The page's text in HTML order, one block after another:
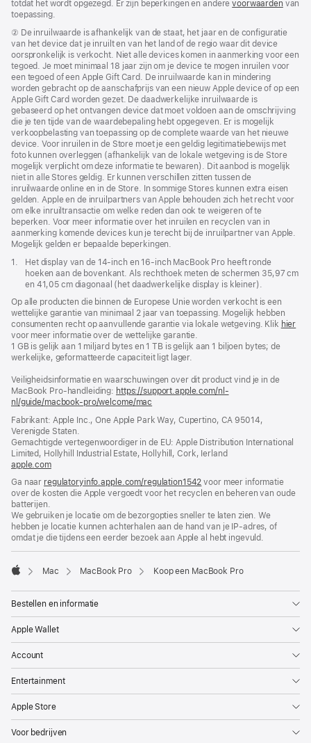
totdat het wordt opgezegd. Er zijn beperkingen en anderevoorwaarden van
toepassing.
Voetnoot
② De inruilwaarde is afhankelijk van de staat, het jaar en de configuratie
van het device dat je inruilt en van het land of de regio waar dit device
oorspronkelijk is verkocht. Niet alle devices komen in aanmerking voor een
tegoed. Je moet minimaal 18 jaar zijn om je device te mogen inruilen voor
een tegoed of een Apple Gift Card. De inruilwaarde kan in mindering
worden gebracht op de aanschafprijs van een nieuw Apple device of op een
Apple Gift Card worden gezet. De daadwerkelijke inruil­waarde is
gebaseerd op het ontvangen device dat moet voldoen aan de omschrijving
die je ten tijde van de waarde­bepaling hebt opgegeven. Er is mogelijk
verkoop­belasting van toepassing op de complete waarde van het nieuwe
device. Voor inruilen in de Store moet je een geldig legitimatie­bewijs met
foto kunnen overleggen (afhankelijk van de lokale wetgeving is de Store
mogelijk verplicht om deze informatie te bewaren). Dit aanbod is mogelijk
niet in alle Stores geldig. Er kunnen verschillen zitten tussen de
inruilwaarde online en in de Store. In sommige Stores kunnen extra eisen
gelden. Apple en de inruilpartners van Apple behouden zich het recht voor
om elke inruiltransactie om welke reden dan ook te weigeren of te
beperken. Voor meer informatie over het inruilen en recyclen van in
aanmerking komende devices kun je terecht bij de inruilpartner van Apple.
Mogelijk gelden er bepaalde beperkingen.
Voetnoot
1.
Het display van de 14‑inch en 16‑inch MacBook Pro heeft ronde
hoeken aan de bovenkant. Als rechthoek meten de schermen 35,97 cm
en 41,05 cm diagonaal (het daadwerkelijke display is kleiner).
Op alle producten die binnen de Europese Unie worden verkocht is een
wettelijke garantie van minimaal 2 jaar van toepassing. Mogelijk hebben
consumenten recht op aanvullende garantie via lokale wetgeving. Klik hier
voor meer informatie over de wettelijke garantie.
1 GB is gelijk aan 1 miljard bytes en 1 TB is gelijk aan 1 biljoen bytes; de
werkelijke, geformatteerde capaciteit ligt lager.
Veiligheidsinformatie en waarschuwingen over dit product vind je in de
MacBook Pro-handleiding: https://support.apple.com/nl-
nl/guide/macbook-pro/welcome/mac
nieuw
geopend)
Fabrikant: Apple Inc., One Apple Park Way, Cupertino, CA 95014,
Verenigde Staten.
Gemachtigde vertegenwoordiger in de EU: Apple Distribution International
Limited, Hollyhill Industrial Estate, Hollyhill, Cork, Ierland
apple.com(wordt
nieuw
venster
geopend)
Ga naar regulatoryinfo.apple.com/regulation1542 (wordt
in
venster
geopend)
voor meer informatie
over de kosten die Apple vergoedt voor het recyclen en beheren van oude
batterijen.
We gebruiken je locatie om de bezorgopties sneller te laten zien. We
hebben je locatie kunnen achterhalen aan de hand van je IP-adres, of
omdat je die tijdens een eerder bezoek aan Apple al hebt ingevuld.
Mac MacBook Pro Koop een MacBook Pro
Bestellen en informatie
Apple Wallet
Account
Entertainment
Apple Store
Voor bedrijven